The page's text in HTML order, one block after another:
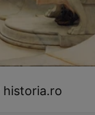
historia.ro